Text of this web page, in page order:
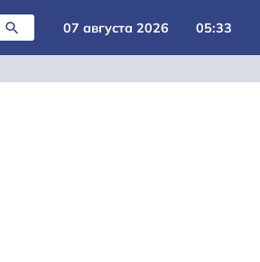
07 августа 2026 05:33